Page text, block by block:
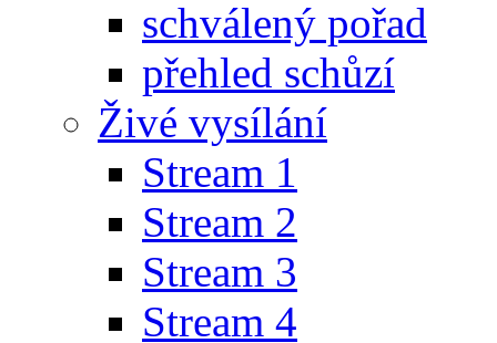
schválený pořad
přehled schůzí
Živé vysílání
Stream 1
Stream 2
Stream 3
Stream 4